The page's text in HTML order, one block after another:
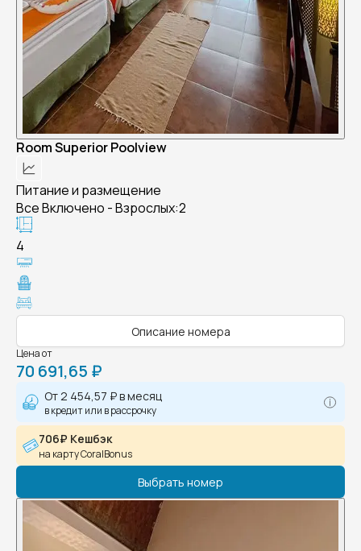
Room Superior Poolview
Питание и размещение
Все Включено - Взрослых:2
4
Описание номера
Цена от
70 691,65 ₽
От2 454,57 ₽в месяц
в кредит или в рассрочку
706₽ Кешбэк
на карту CoralBonus
Выбрать номер